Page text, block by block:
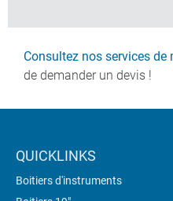
Consultez nos services
de demander un devis !
QUICKLINKS
Boitiers d'instruments